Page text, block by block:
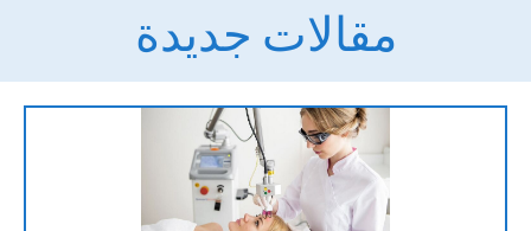
مقالات جديدة